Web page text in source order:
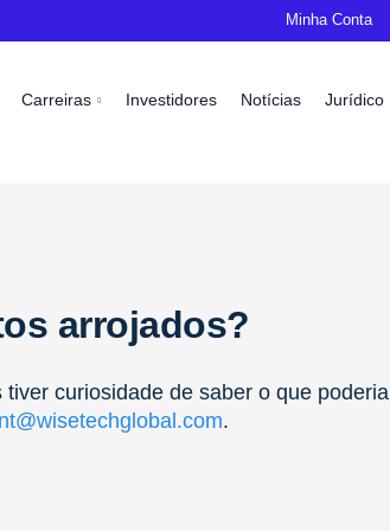
Carreiras Investidores Notícias Jurídico
Minha Conta
arrojados?
curiosidade de saber o que poderia
.